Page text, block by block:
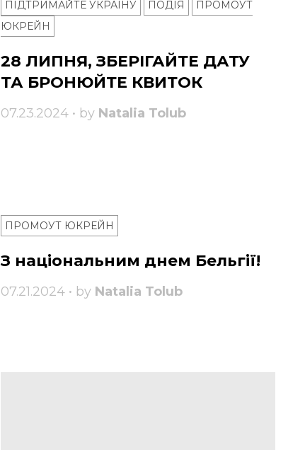
ПІДТРИМАЙТЕ УКРАЇНУ ПОДІЯ
ПРОМОУТ
ЮКРЕЙН
28 ЛИПНЯ, ЗБЕРІГАЙТЕ ДАТУ
ТА БРОНЮЙТЕ КВИТОК
07.23.2024 • by Natalia Tolub
ПРОМОУТ ЮКРЕЙН
З національним днем ​​Бельгії!
07.21.2024 • by Natalia Tolub